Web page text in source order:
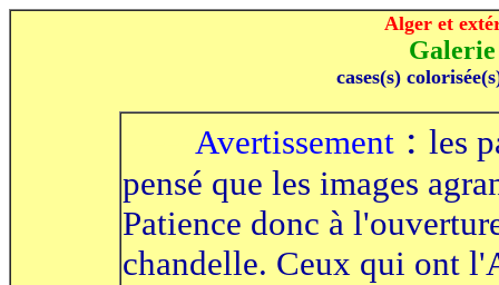
Alger et
cases(s)
Avertissement : les
pensé que les images
Patience donc à
chandelle. Ceux qui ont